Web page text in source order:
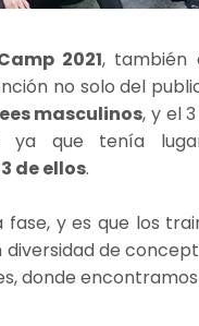
2021, también
no solo del
masculinos, y el
ya que tenía
de ellos.
y es que los
de
donde